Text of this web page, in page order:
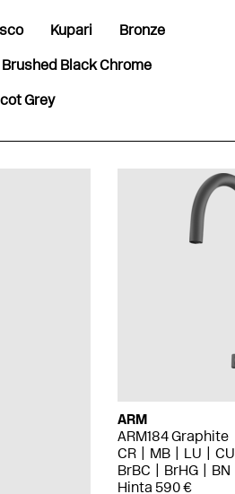
Kupari Bronze
Brushed Black Chrome
Grey
ARM
ARM184 Graphite
CR
MB LU CU
BrBC
BrHG BN
Hinta 590 €